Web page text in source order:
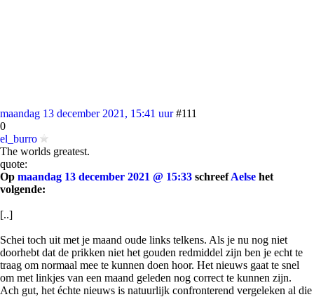
maandag 13 december 2021, 15:41 uur #111
0
el_burro
The worlds greatest.
quote:
Op maandag 13 december 2021 @ 15:33 schreefAelse het
volgende:
[..]
Schei toch uit met je maand oude links telkens. Als je nu nog niet
doorhebt dat de prikken niet het gouden redmiddel zijn ben je echt te
traag om normaal mee te kunnen doen hoor. Het nieuws gaat te snel
om met linkjes van een maand geleden nog correct te kunnen zijn.
Ach gut, het échte nieuws is natuurlijk confronterend vergeleken al die